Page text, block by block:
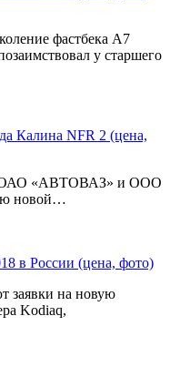
фастбека A7
у старшего
Калина NFR 2 (цена,
ОАО «АВТОВАЗ» и ООО
новой…
в России (цена, фото)
заявки на новую
Kodiaq,